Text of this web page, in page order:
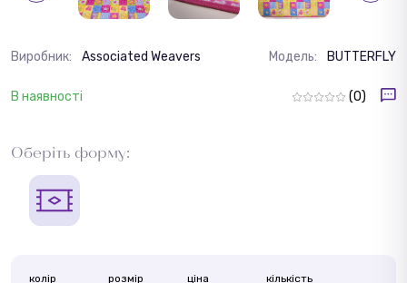
Виробник: Associated Weavers Модель: BUTTERFLY
В наявності (0)
Оберіть форму:
колір розмір ціна кількість